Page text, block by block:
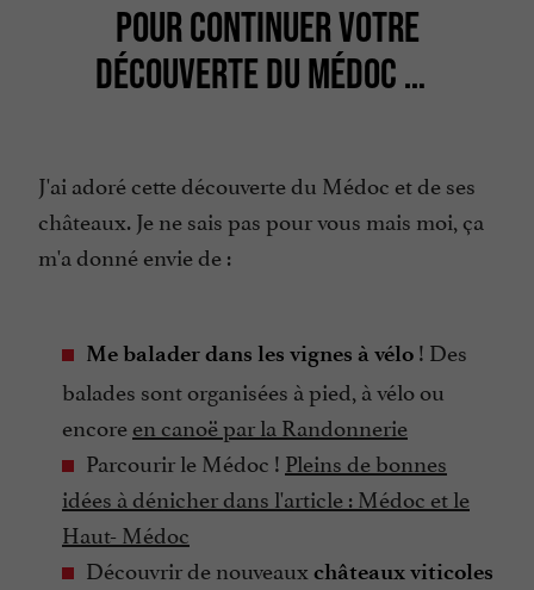
POUR CONTINUER VOTRE
DÉCOUVERTE DU MÉDOC …
J'ai adoré cette découverte du Médoc et de ses
châteaux. Je ne sais pas pour vous mais moi, ça
m'a donné envie de :
Me balader dans les vignes à vélo ! Des
balades sont organisées à pied, à vélo ou
encoreen canoë par la Randonnerie
Parcourir le Médoc ! Pleins de bonnes
idées à dénicher dans l'article : Médoc et le
Haut- Médoc
Découvrir de nouveaux châteaux viticoles